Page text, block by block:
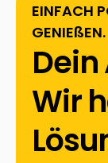
EINFACH
GENIEßEN.
Dein
Wir